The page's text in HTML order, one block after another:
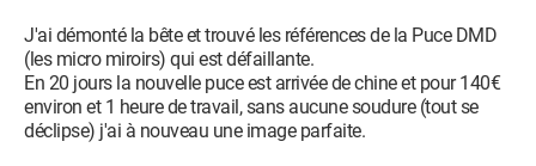
J'ai démonté la bête et trouvé les références de la Puce DMD
(les micro miroirs) qui est défaillante.
En 20 jours la nouvelle puce est arrivée de chine et pour 140€
environ et 1 heure de travail, sans aucune soudure (tout se
déclipse) j'ai à nouveau une image parfaite.